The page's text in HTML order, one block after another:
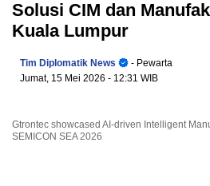
Solusi CIM dan
Kuala Lumpur
Tim Diplomatik News
- Pewarta
Jumat, 15 Mei 2026 - 12:31 WIB
Gtrontec showcased AI-driven Intelligent
SEMICON SEA 2026